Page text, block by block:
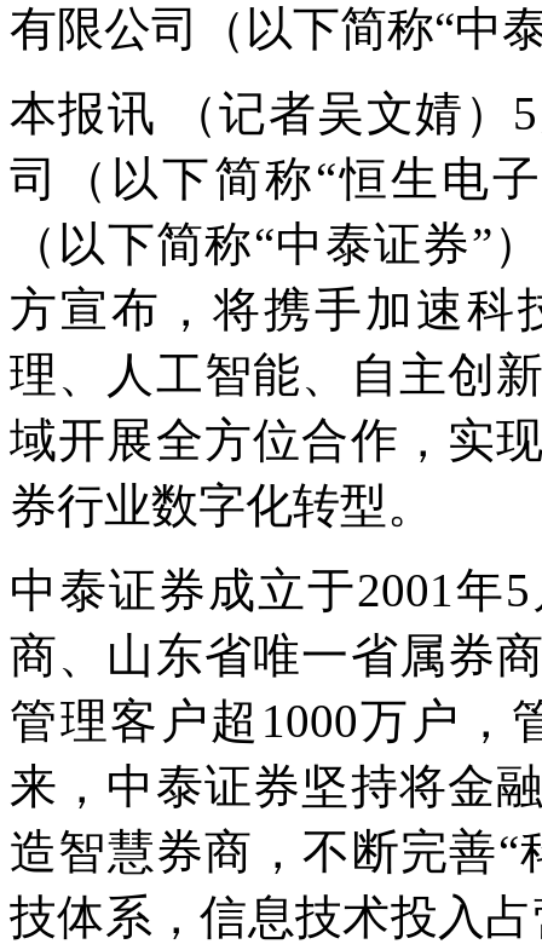
有限公司（以下简称“中
本报讯 （记者吴文婧）
司（以下简称“恒生电
（以下简称“中泰证券”
方宣布，将携手加速科
理、人工智能、自主创
域开展全方位合作，实
券行业数字化转型。
中泰证券成立于2001年
商、山东省唯一省属券
管理客户超1000万户，
来，中泰证券坚持将金
造智慧券商，不断完善
技体系，信息技术投入